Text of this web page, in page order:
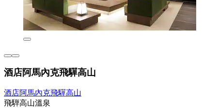
酒店阿馬內克飛驒高山
酒店阿馬內克飛驒高山
飛騨高山溫泉